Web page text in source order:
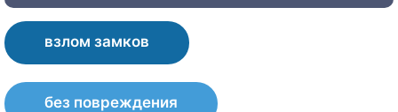
взлом замков
без повреждения